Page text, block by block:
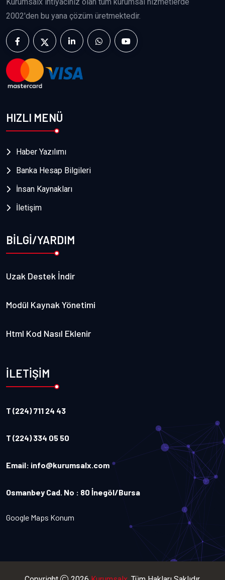
Kurumsalx ihtiyacınız olan tüm kurumsal hizmetlerde
2002'den bu yana çözüm üretmektedir.
HIZLI MENÜ
Haber Yazılımı
Banka Hesap Bilgileri
İnsan Kaynakları
İletişim
BİLGİ/YARDIM
Uzak Destek İndir
Modül Kaynak Yönetimi
Html Kod Nasıl Eklenir
İLETİŞİM
T (224) 711 24 43
T (224) 334 05 50
Email: info@kurumsalx.com
Osmanbey Cad. No : 80 İnegöl/Bursa
Google Maps Konum